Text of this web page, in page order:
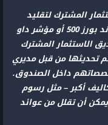
المشترك لتقليد
المؤشرات الأساسية مثل مؤشر ستاندرد آند بورز 500 أو مؤشر داو
الاستثمار المشترك
تحديثها من قبل مديري
داخل الصندوق.
أكبر – مثل رسوم
يمكن أن تقلل من عوائد